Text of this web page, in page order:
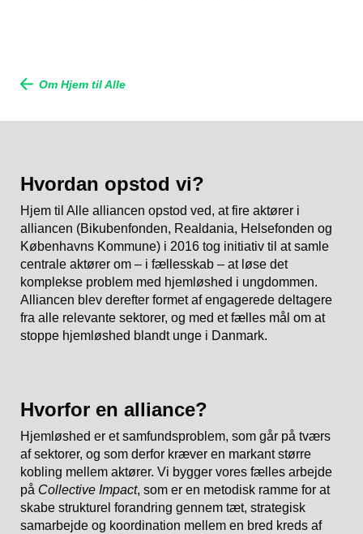
Om Hjem til Alle
Hvordan opstod vi?
Hjem til Alle alliancen opstod ved, at fire aktører i
alliancen (Bikubenfonden, Realdania, Helsefonden og
Københavns Kommune) i 2016 tog initiativ til at samle
centrale aktører om – i fællesskab – at løse det
komplekse problem med hjemløshed i ungdommen.
Alliancen blev derefter formet af engagerede deltagere
fra alle relevante sektorer, og med et fælles mål om at
stoppe hjemløshed blandt unge i Danmark.
Hvorfor en alliance?
Hjemløshed er et samfundsproblem, som går på tværs
af sektorer, og som derfor kræver en markant større
kobling mellem aktører. Vi bygger vores fælles arbejde
på Collective Impact, som er en metodisk ramme for at
skabe strukturel forandring gennem tæt, strategisk
samarbejde og koordination mellem en bred kreds af